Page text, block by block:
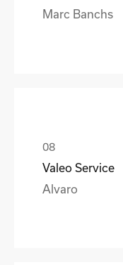
Marc Banchs
Valeo Service
Alvaro